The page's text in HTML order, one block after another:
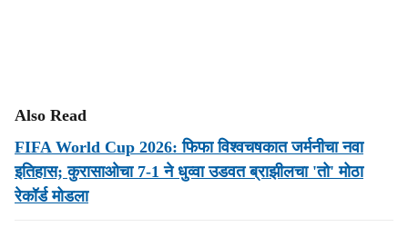
Also Read
FIFA World Cup 2026: फिफा विश्वचषकात जर्मनीचा नवा
इतिहास; कुरासाओचा 7-1 ने धुव्वा उडवत ब्राझीलचा 'तो' मोठा
रेकॉर्ड मोडला